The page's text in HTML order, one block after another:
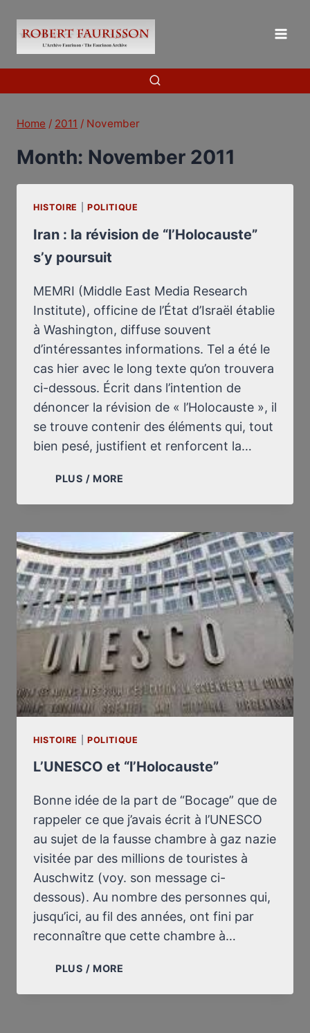
content
Home / 2011 / November
Month: November 2011
HISTOIRE POLITIQUE
Iran : la révision de “l’Holocauste”
s’y poursuit
MEMRI (Middle East Media Research
Institute), officine de l’État d’Israël établie
à Washington, diffuse souvent
d’intéressantes informations. Tel a été le
cas hier avec le long texte qu’on trouvera
ci-dessous. Écrit dans l’intention de
dénoncer la révision de « l’Holocauste », il
se trouve contenir des éléments qui, tout
bien pesé, justifient et renforcent la…
PLUS / MORE
LA
“L’HOLOCAUSTE”
S’Y
POURSUIT
HISTOIRE POLITIQUE
L’UNESCO et “l’Holocauste”
Bonne idée de la part de “Bocage” que de
rappeler ce que j’avais écrit à l’UNESCO
au sujet de la fausse chambre à gaz nazie
visitée par des millions de touristes à
Auschwitz (voy. son message ci-
dessous). Au nombre des personnes qui,
jusqu’ici, au fil des années, ont fini par
reconnaître que cette chambre à…
PLUS / MORE
“L’HOLOCAUSTE”